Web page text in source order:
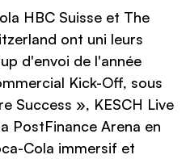
HBC Suisse et The
ont uni leurs
d'envoi de l'année
Kick-Off, sous
Success », KESCH Live
PostFinance Arena en
Cola immersif et